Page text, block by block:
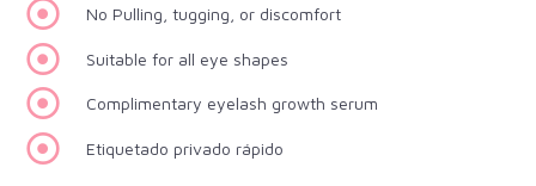
No Pulling, tugging, or discomfort
Suitable for all eye shapes
Complimentary eyelash growth serum
Etiquetado privado rápido